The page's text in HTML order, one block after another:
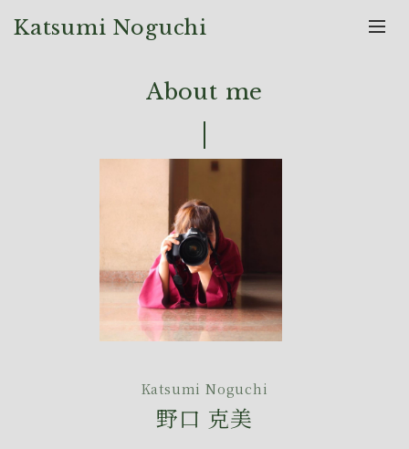
Katsumi Noguchi
About me
Katsumi Noguchi
野口 克美